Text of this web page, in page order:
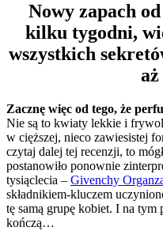
Nowy zapach
kilku tygodni,
wszystkich
Zacznę więc od tego, że
Nie są to kwiaty lekkie i
w cięższej, nieco zawiesistej
czytaj dalej tej recenzji, to
postanowiło ponownie
tysiąclecia – Givenchy
składnikiem-kluczem
tę samą grupę kobiet. I na tym
kończą…